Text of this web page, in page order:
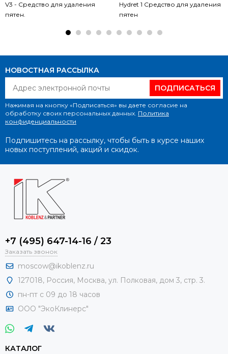
V3 - Средство для удаления
пятен.
Hydret 1 Средство для удаления
пятен
НОВОСТНАЯ РАССЫЛКА
ПОДПИСАТЬСЯ
Нажимая на кнопку «Подписаться» вы даете согласие на
обработку своих персональных данных. Политика
конфиденциальности
Подпишитесь на рассылку, чтобы быть в курсе наших
новых поступлений, акций и скидок.
+7 (495) 647-14-16 / 23
Заказать звонок
moscow@ikoblenz.ru
127018, Россия, Москва, ул. Полковая, дом 3, стр. 3.
пн-пт с 09 до 18 часов
ООО "ЭкоКлинерс"
КАТАЛОГ